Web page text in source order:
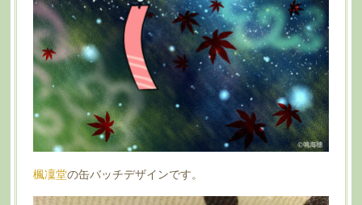
楓凜堂の缶バッチデザインです。